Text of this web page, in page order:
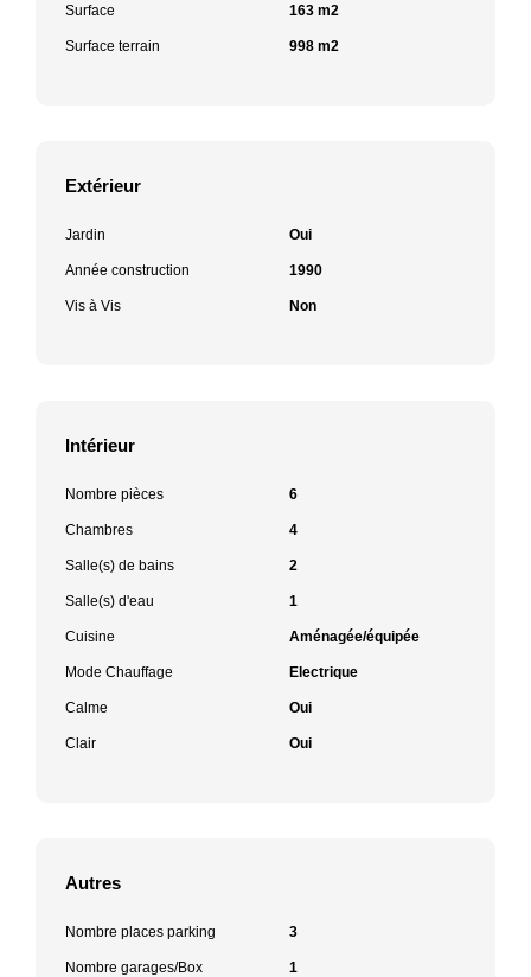
Surface 163 m2
Surface terrain 998 m2
Extérieur
Jardin Oui
Année construction 1990
Vis à Vis Non
Intérieur
Nombre pièces 6
Chambres 4
Salle(s) de bains 2
Salle(s) d'eau 1
Cuisine Aménagée/équipée
Mode Chauffage Electrique
Calme Oui
Clair Oui
Autres
Nombre places parking 3
Nombre garages/Box 1